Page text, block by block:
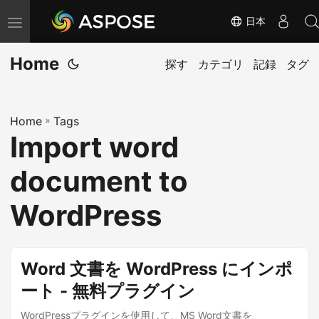
ナ
ビ
ゲ
ョ
ン
切
り
替
日本
Home 探す カテゴリ 記録 タグ
Home » Tags
Import word
document to
WordPress
Word 文書を WordPress にインポ
ート - 無料プラグイン
WordPressプラグインを使用して、MS Word文書を